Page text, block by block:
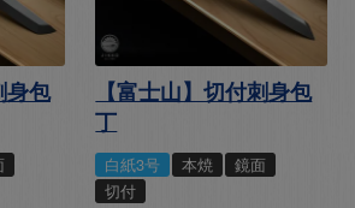
身包
【富士山】切付刺身包
丁
白紙3号 本焼
鏡面
切付